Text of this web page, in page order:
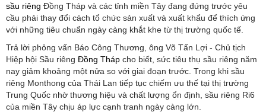
sầu riêng Đồng Tháp và các tỉnh miền Tây đang đứng trước yêu
cầu phải thay đổi cách tổ chức sản xuất và xuất khẩu để thích ứng
với những tiêu chuẩn ngày càng khắt khe từ thị trường quốc tế.
Trả lời phỏng vấn Báo Công Thương, ông Võ Tấn Lợi - Chủ tịch
Hiệp hội Sầu riêng Đồng Tháp cho biết, sức tiêu thụ sầu riêng năm
nay giảm khoảng một nửa so với giai đoạn trước. Trong khi sầu
riêng Monthong của Thái Lan tiếp tục chiếm ưu thế tại thị trường
Trung Quốc nhờ thương hiệu và chất lượng ổn định, sầu riêng Ri6
của miền Tây chịu áp lực cạnh tranh ngày càng lớn.